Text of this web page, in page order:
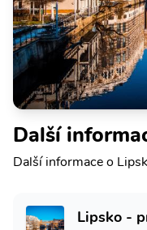
Další
Další informace o
Lipsko -